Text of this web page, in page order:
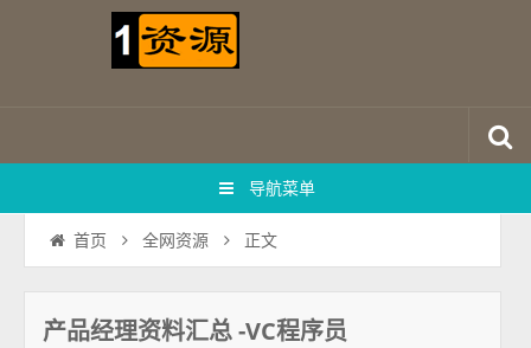
导航菜单
首页 全网资源 正文
产品经理资料汇总 -VC程序员